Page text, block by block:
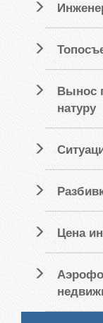
Вынос
натуру
Цена